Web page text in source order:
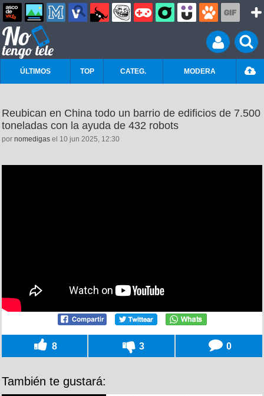
ÚLTIMOS TOP CATEG. MODERA
Reubican en China todo un barrio de edificios de 7.500
toneladas con la ayuda de 432 robots
por nomedigas el 10 jun 2025, 12:30
8 3 0
También te gustará: